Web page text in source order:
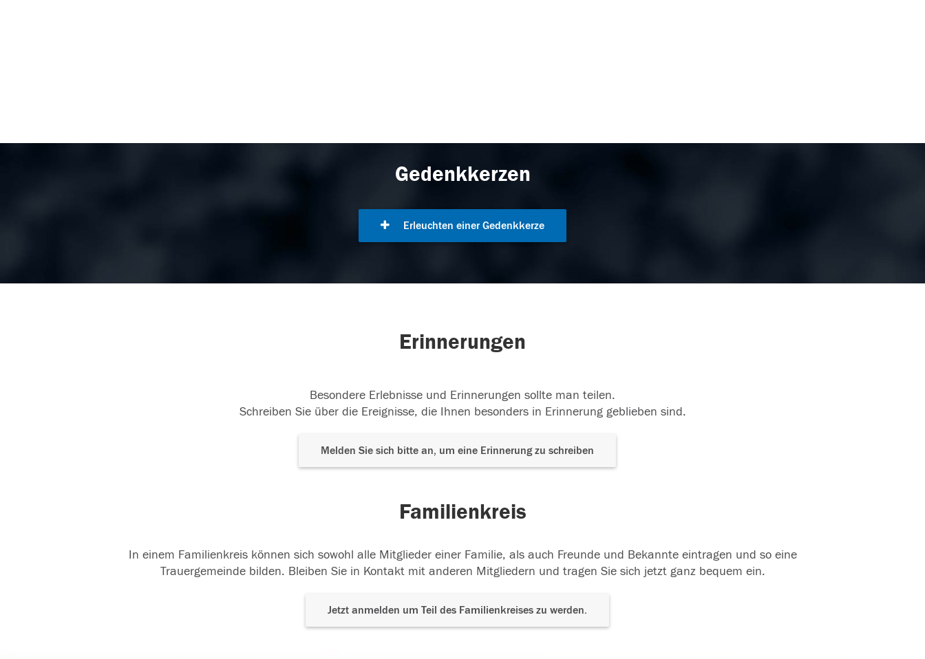
Gedenkkerzen
Erleuchten einer Gedenkkerze
Erinnerungen
Besondere Erlebnisse und Erinnerungen sollte man teilen.
Schreiben Sie über die Ereignisse, die Ihnen besonders in Erinnerung geblieben sind.
Melden Sie sich bitte an, um eine Erinnerung zu schreiben
Familienkreis
In einem Familienkreis können sich sowohl alle Mitglieder einer Familie, als auch Freunde und Bekannte eintragen und so eine
Trauergemeinde bilden. Bleiben Sie in Kontakt mit anderen Mitgliedern und tragen Sie sich jetzt ganz bequem ein.
Jetzt anmelden um Teil des Familienkreises zu werden.